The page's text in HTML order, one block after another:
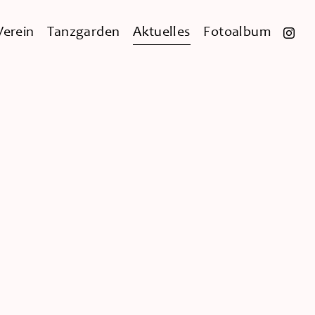
Tanzgarden Aktuelles Fotoalbum